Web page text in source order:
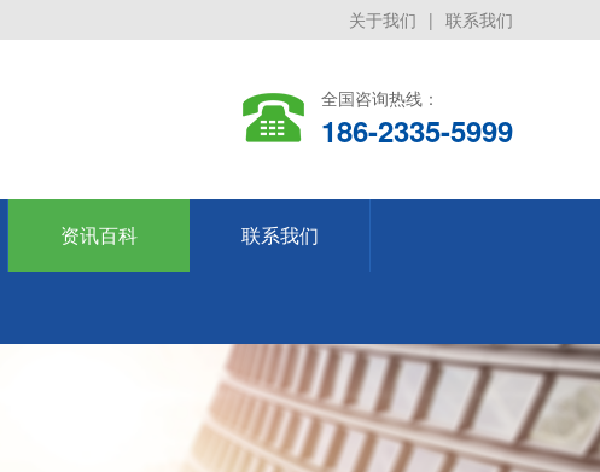
关于我们 | 联系我们
全国咨询热线：
186-2335-5999
资讯百科 联系我们